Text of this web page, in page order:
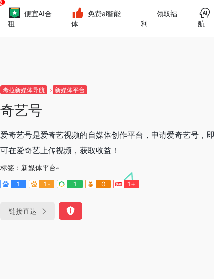
便宜AI合
租
免费ai智能
体
领取福
利
航
考拉新媒体导航 新媒体平台
奇艺号
爱奇艺号是爱奇艺视频的自媒体创作平台，申请爱奇艺号，即
可在爱奇艺上传视频，获取收益！
标签： 新媒体平台
1
1- 1 0 1+
链接直达